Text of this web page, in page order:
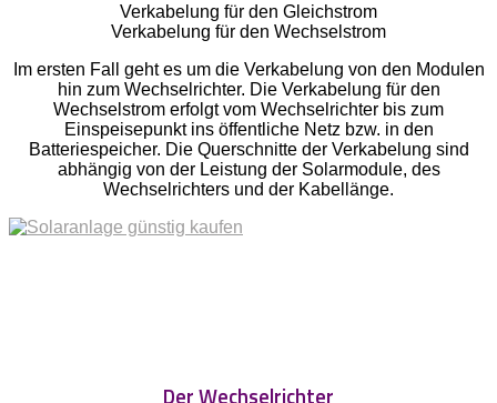
Verkabelung für den Gleichstrom
Verkabelung für den Wechselstrom
Im ersten Fall geht es um die Verkabelung von den Modulen
hin zum Wechselrichter. Die Verkabelung für den
Wechselstrom erfolgt vom Wechselrichter bis zum
Einspeisepunkt ins öffentliche Netz bzw. in den
Batteriespeicher. Die Querschnitte der Verkabelung sind
abhängig von der Leistung der Solarmodule, des
Wechselrichters und der Kabellänge.
Der Wechselrichter